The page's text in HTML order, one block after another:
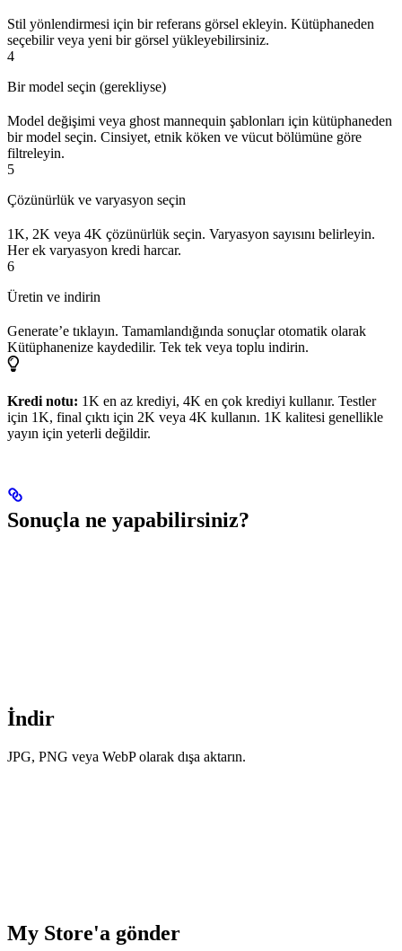
Stil yönlendirmesi için bir referans görsel ekleyin. Kütüphaneden
seçebilir veya yeni bir görsel yükleyebilirsiniz.
4
Bir model seçin (gerekliyse)
Model değişimi veya ghost mannequin şablonları için kütüphaneden
bir model seçin. Cinsiyet, etnik köken ve vücut bölümüne göre
filtreleyin.
5
Çözünürlük ve varyasyon seçin
1K, 2K veya 4K çözünürlük seçin. Varyasyon sayısını belirleyin.
Her ek varyasyon kredi harcar.
6
Üretin ve indirin
Generate’e tıklayın. Tamamlandığında sonuçlar otomatik olarak
Kütüphanenize kaydedilir. Tek tek veya toplu indirin.
Kredi notu: 1K en az krediyi, 4K en çok krediyi kullanır. Testler
için 1K, final çıktı için 2K veya 4K kullanın. 1K kalitesi genellikle
yayın için yeterli değildir.
Sonuçla ne yapabilirsiniz?
İndir
JPG, PNG veya WebP olarak dışa aktarın.
My Store'a gönder